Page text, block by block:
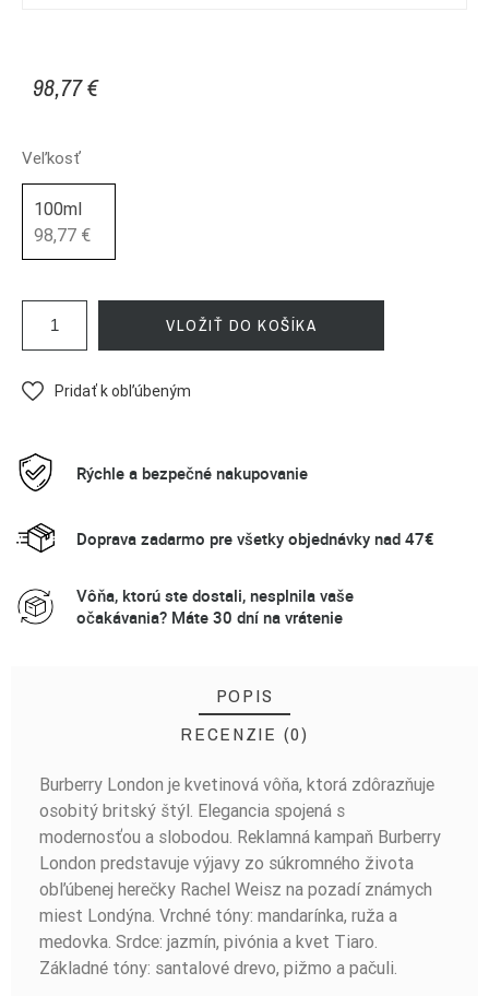
98,77 €
Veľkosť
100ml
98,77 €
VLOŽIŤ DO KOŠÍKA
Pridať k obľúbeným
Rýchle a bezpečné nakupovanie
Doprava zadarmo pre všetky objednávky nad 47€
Vôňa, ktorú ste dostali, nesplnila vaše
očakávania? Máte 30 dní na vrátenie
POPIS
RECENZIE (0)
Burberry London je kvetinová vôňa, ktorá zdôrazňuje
osobitý britský štýl. Elegancia spojená s
modernosťou a slobodou. Reklamná kampaň Burberry
London predstavuje výjavy zo súkromného života
obľúbenej herečky Rachel Weisz na pozadí známych
miest Londýna. Vrchné tóny: mandarínka, ruža a
medovka. Srdce: jazmín, pivónia a kvet Tiaro.
Základné tóny: santalové drevo, pižmo a pačuli.
BUĎTE PRVÝ, KTO NAPÍŠE RECENZIU!